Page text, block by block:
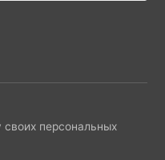
своих персональных